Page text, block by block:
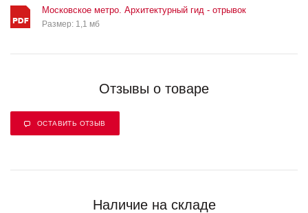
Московское метро. Архитектурный гид - отрывок
Размер: 1,1 мб
Отзывы о товаре
ОСТАВИТЬ ОТЗЫВ
Наличие на складе